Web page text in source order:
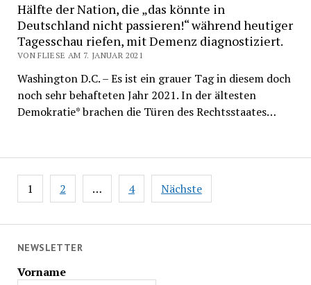
NEWSLETTER
Vorname
Hälfte der Nation, die „das könnte in
Deutschland nicht passieren!“ während heutiger
Tagesschau riefen, mit Demenz diagnostiziert.
VON FLIESE AM 7. JANUAR 2021
Washington D.C. – Es ist ein grauer Tag in diesem doch
noch sehr behafteten Jahr 2021. In der ältesten
Demokratie* brachen die Türen des Rechtsstaates…
Beitragsnavigation
1 2 … 4 Nächste